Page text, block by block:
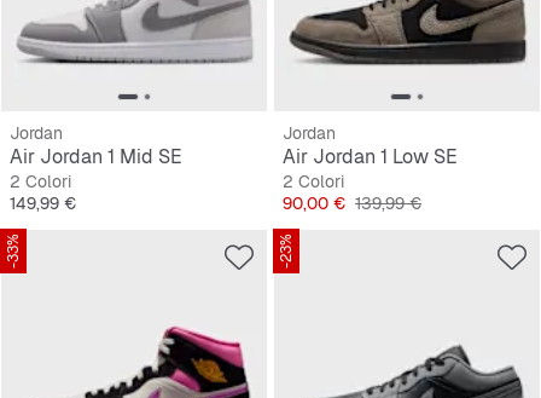
Jordan
Air Jordan 1 Mid SE
2 Colori
Prezzo
149,99 €
Jordan
Air Jordan 1 Low SE
2 Colori
Prezzo
90,00 € Prezzo originale
139,99 €
-33% -23%